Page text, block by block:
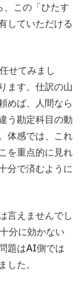
この「ひたす
していただける
せてみまし
ます。仕訳の山
めば、人間なら
う勘定科目の動
体感では、これ
を重点的に見れ
分で済むように
言えませんでし
分に効かない
題はAI側では
た。